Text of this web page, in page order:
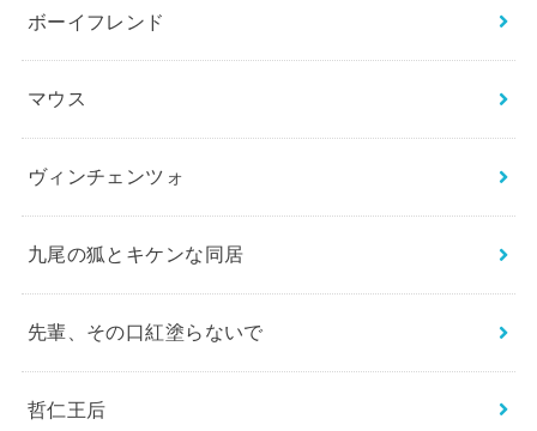
ボーイフレンド
マウス
ヴィンチェンツォ
九尾の狐とキケンな同居
先輩、その口紅塗らないで
哲仁王后